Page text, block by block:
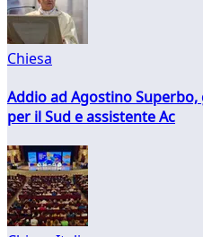
Chiesa
Addio ad Agostino
per il Sud e assistente Ac